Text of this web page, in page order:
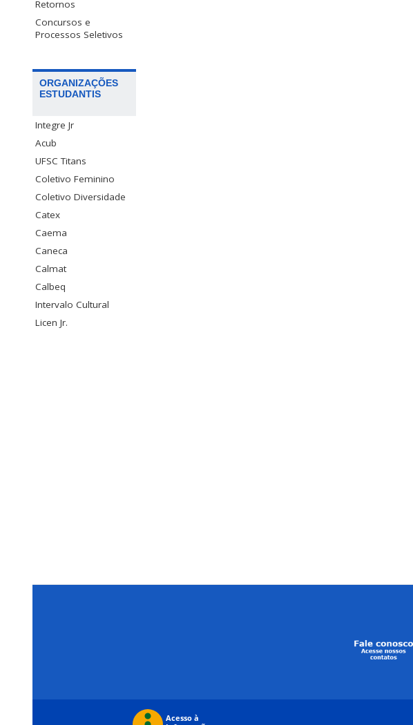
Retornos
Concursos e
Processos Seletivos
ORGANIZAÇÕES
ESTUDANTIS
Integre Jr
Acub
UFSC Titans
Coletivo Feminino
Coletivo Diversidade
Catex
Caema
Caneca
Calmat
Calbeq
Intervalo Cultural
Licen Jr.